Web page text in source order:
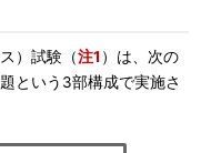
）試験（注1 ）は、次の
という3部構成で実施さ